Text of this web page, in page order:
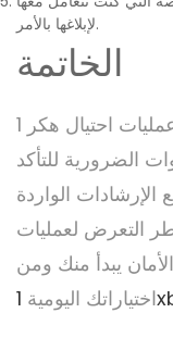
لإبلاغها بالأمر.
الخاتمة
حماية نفسك من عمليات احتيال هكر 1xbet يتطلب منك
الضرورية للتأكد
الإرشادات الواردة
التعرض لعمليات
يبدأ منك ومن
اختياراتك اليومية